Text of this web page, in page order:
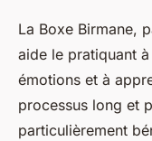
La Boxe Birmane,
aide le pratiquant
émotions et à
processus long et
particulièrement